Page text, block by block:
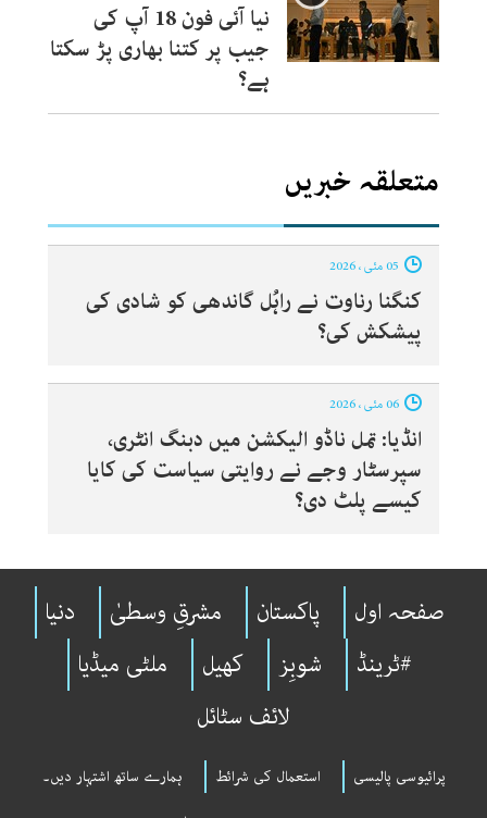
نیا آئی فون 18 آپ کی
جیب پر کتنا بھاری پڑ سکتا
ہے؟
متعلقہ خبریں
کنگنا رناوت نے راہُل گاندھی کو شادی کی
پیشکش کی؟
انڈیا: تمل ناڈو الیکشن میں دبنگ انٹری،
سپرسٹار وجے نے روایتی سیاست کی کایا
کیسے پلٹ دی؟
صفحہ اول پاکستان مشرقِ وسطیٰ
دنیا
#ٹرینڈ
شوبِز کھیل
ملٹی میڈیا
لائف سٹائل
پرائیوسی پالیسی استعمال کی شرائط ہمارے ساتھ اشتہار دیں۔